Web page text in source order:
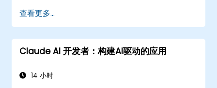
查看更多...
Claude AI 开发者：构建AI驱动的应用
14 小时